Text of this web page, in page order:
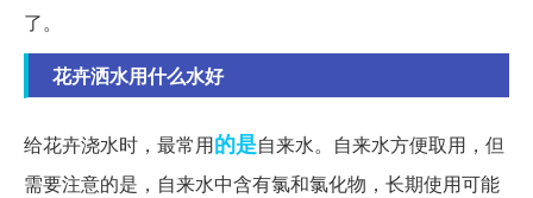
了。
花卉洒水用什么水好
给花卉浇水时，最常用的是自来水。自来水方便取用，但
需要注意的是，自来水中含有氯和氯化物，长期使用可能